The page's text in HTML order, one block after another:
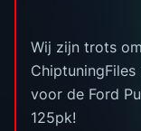
Wij zijn trots
voor de Ford
125pk!